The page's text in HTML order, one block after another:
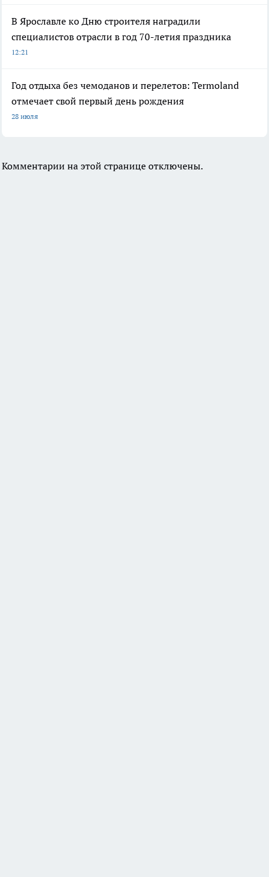
В Ярославле ко Дню строителя наградили
специалистов отрасли в год 70-летия праздника
12:21
Год отдыха без чемоданов и перелетов: Termoland
отмечает свой первый день рождения
28 июля
Комментарии на этой странице отключены.